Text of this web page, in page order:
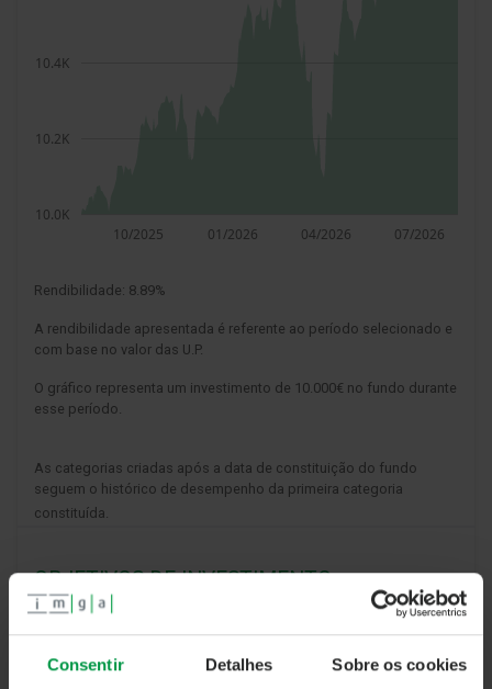
Consentir Detalhes Sobre os cookies
Rendibilidade: 8.89%
A rendibilidade apresentada é referente ao período selecionado e
com base no valor das U.P.
O gráfico representa um investimento de 10.000€ no fundo durante
esse período.
As categorias criadas após a data de constituição do fundo
seguem o histórico de desempenho da primeira categoria
constituída.
OBJETIVOS DE INVESTIMENTO
prazo com prémio sobre os instrumentos de mercado